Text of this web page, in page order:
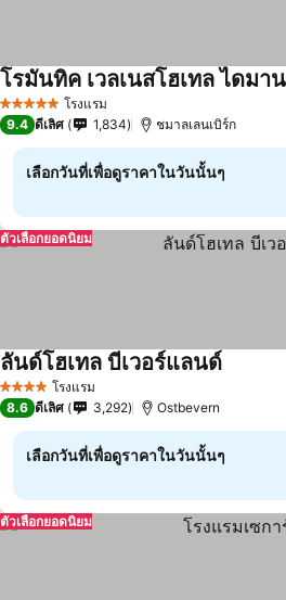
5 ดาว โรงแรม
โรมันทิค เวลเนสโฮเทล ไดมา
9.4 ดีเลิศ 1,834 ชมาลเลนเบิร์ก
เลือกวันที่เพื่อดูราคาในวันนั้นๆ
ตัวเลือกยอดนิยม
4 ดาว โรงแรม
ลันด์โฮเทล บีเวอร์แลนด์
8.6 ดีเลิศ 3,292 Ostbevern
เลือกวันที่เพื่อดูราคาในวันนั้นๆ
ตัวเลือกยอดนิยม